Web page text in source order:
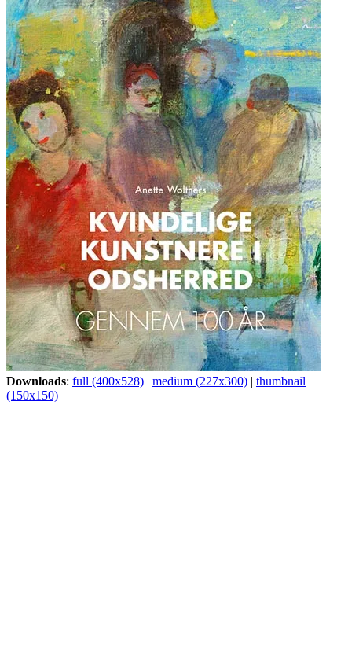
Downloads: full (400x528) | medium (227x300) | thumbnail
(150x150)